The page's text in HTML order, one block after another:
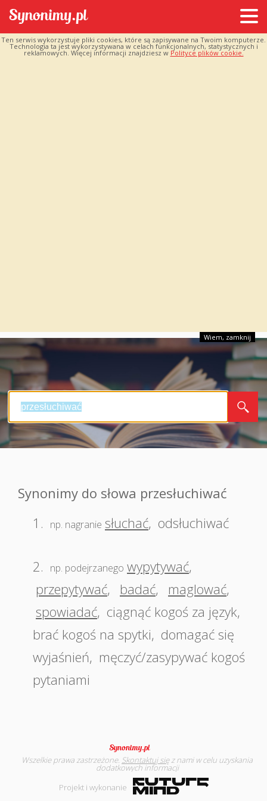
Ten serwis wykorzystuje pliki cookies, które są zapisywane na Twoim komputerze.
Technologia ta jest wykorzystywana w celach funkcjonalnych, statystycznych i
reklamowych. Więcej informacji znajdziesz w Polityce plików cookie.
Wiem, zamknij
Synonimy do słowa przesłuchiwać
1.
np. nagranie słuchać, odsłuchiwać
2. np. podejrzanego wypytywać,
przepytywać, badać, maglować,
spowiadać, ciągnąć kogoś za język,
brać kogoś na spytki, domagać się
wyjaśnień, męczyć/zasypywać kogoś
pytaniami
Wszelkie prawa zastrzeżone. Skontaktuj sięz nami w celu uzyskania
dodatkowych informacji
Projekt i wykonanie